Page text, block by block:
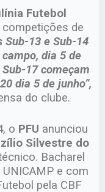
Futebol
de
Sub-13 e Sub-14
dia 5 de
17 começam
dia 5 de junho”,
do clube.
o PFU anunciou
Silvestre do
Bacharel
e com
pela CBF